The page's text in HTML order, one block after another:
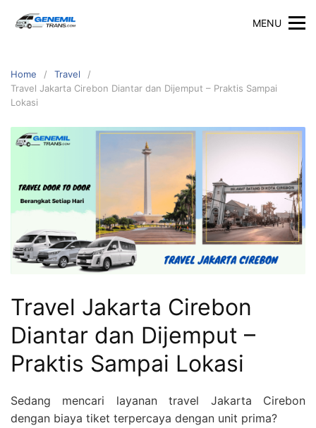
MENU
Home
Travel
Travel Jakarta Cirebon Diantar dan Dijemput – Praktis Sampai
Lokasi
Travel Jakarta Cirebon
Diantar dan Dijemput –
Praktis Sampai Lokasi
Sedang mencari layanan travel Jakarta Cirebon
dengan biaya tiket terpercaya dengan unit prima?